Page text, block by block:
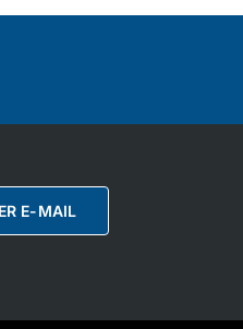
E-MAIL